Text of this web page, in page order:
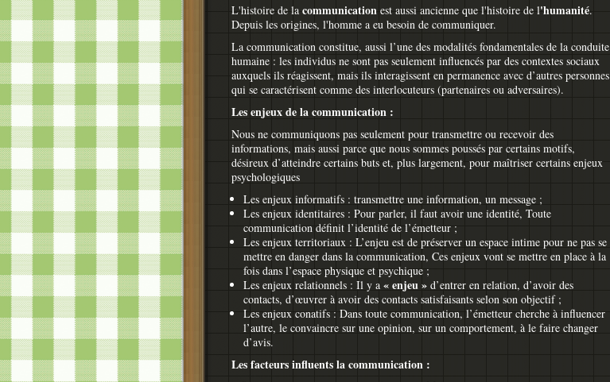
L'histoire de lacommunication est aussi ancienne que l'histoire de l'humanité.
Depuis les origines, l'homme a eu besoin de communiquer.
La communication constitue, aussi l’une des modalités fondamentales de la conduite
humaine : les individus ne sont pas seulement influencés par des contextes sociaux
auxquels ils réagissent, mais ils interagissent en permanence avec d’autres personnes
qui se caractérisent comme des interlocuteurs (partenaires ou adversaires).
Les enjeux de la communication :
Nous ne communiquons pas seulement pour transmettre ou recevoir des
informations, mais aussi parce que nous sommes poussés par certains motifs,
désireux d’atteindre certains buts et, plus largement, pour maîtriser certains enjeux
psychologiques
Les enjeux informatifs : transmettre une information, un message ;
Les enjeux identitaires : Pour parler, il faut avoir une identité, Toute
communication définit l’identité de l’émetteur ;
Les enjeux territoriaux : L’enjeu est de préserver un espace intime pour ne pas se
mettre en danger dans la communication, Ces enjeux vont se mettre en place à la
fois dans l’espace physique et psychique ;
Les enjeux relationnels : Il y a « enjeu » d’entrer en relation, d’avoir des
contacts, d’œuvrer à avoir des contacts satisfaisants selon son objectif ;
Les enjeux conatifs : Dans toute communication, l’émetteur cherche à influencer
l’autre, le convaincre sur une opinion, sur un comportement, à le faire changer
d’avis.
Les facteurs influents la communication :